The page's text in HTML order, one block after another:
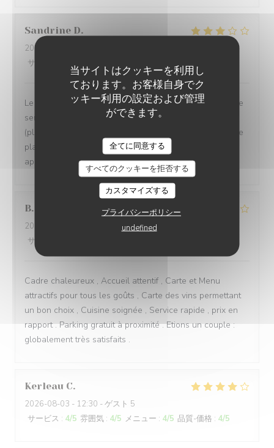
当サイトはクッキーを利用し
ております。お客様自身でク
ッキー利用の設定および管理
ができます。
全てに同意する
すべてのクッキーを拒否する
カスタマイズする
プライバシーポリシー
undefined
Sandrine D
2026-08-01
サービス
/5 品質-価格
Le cadre est magnifique, dehors comme à l'intérieur et le
service est attentionné. Toutefois, la cuisine n'est pas
(plus) à la hauteur et nous avons eu des changement de
plats de la formule sans nous prévenir avant de nous
apporter les assiettes.
B
2026-08-03
- 19:45 - ゲスト 2
サービス
Cadre chaleureux , Accueil attentif , Carte et Menu
attractifs pour tous les goûts , Carte des vins permettant
un bon choix , Cuisine soignée , Service rapide , prix en
rapport . Parking gratuit à proximité . Etions un couple :
globalement très satisfaits .
Kerleau C
2026-08-03 - 12:30 - ゲスト 5
サービス : 4/5 雰囲気 : 4/5 メニュー : 4/5 品質-価格 : 4/5